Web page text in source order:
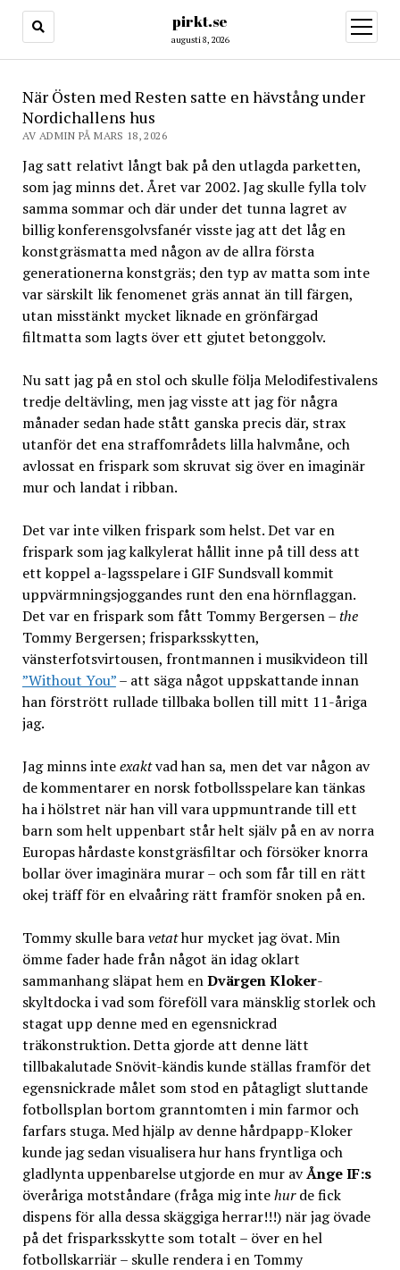
pirkt.se
augusti 8, 2026
öppna
meny
När Östen med Resten satte en hävstång under
Nordichallens hus
AV ADMIN PÅ MARS 18, 2026
Jag satt relativt långt bak på den utlagda parketten,
som jag minns det. Året var 2002. Jag skulle fylla tolv
samma sommar och där under det tunna lagret av
billig konferensgolvsfanér visste jag att det låg en
konstgräsmatta med någon av de allra första
generationerna konstgräs; den typ av matta som inte
var särskilt lik fenomenet gräs annat än till färgen,
utan misstänkt mycket liknade en grönfärgad
filtmatta som lagts över ett gjutet betonggolv.
Nu satt jag på en stol och skulle följa Melodifestivalens
tredje deltävling, men jag visste att jag för några
månader sedan hade stått ganska precis där, strax
utanför det ena straffområdets lilla halvmåne, och
avlossat en frispark som skruvat sig över en imaginär
mur och landat i ribban.
Det var inte vilken frispark som helst. Det var en
frispark som jag kalkylerat hållit inne på till dess att
ett koppel a-lagsspelare i GIF Sundsvall kommit
uppvärmningsjoggandes runt den ena hörnflaggan.
Det var en frispark som fått Tommy Bergersen –the
Tommy Bergersen; frisparksskytten,
vänsterfotsvirtousen, frontmannen i musikvideon till
”Without You”– att säga något uppskattande innan
han förstrött rullade tillbaka bollen till mitt 11-åriga
jag.
Jag minns inteexaktvad han sa, men det var någon av
de kommentarer en norsk fotbollsspelare kan tänkas
ha i hölstret när han vill vara uppmuntrande till ett
barn som helt uppenbart står helt själv på en av norra
Europas hårdaste konstgräsfiltar och försöker knorra
bollar över imaginära murar – och som får till en rätt
okej träff för en elvaåring rätt framför snoken på en.
Tommy skulle baravetathur mycket jag övat. Min
ömme fader hade från något än idag oklart
sammanhang släpat hem enDvärgen Kloker-
skyltdocka i vad som föreföll vara mänsklig storlek och
stagat upp denne med en egensnickrad
träkonstruktion. Detta gjorde att denne lätt
tillbakalutade Snövit-kändis kunde ställas framför det
egensnickrade målet som stod en påtagligt sluttande
fotbollsplan bortom granntomten i min farmor och
farfars stuga. Med hjälp av denne hårdpapp-Kloker
kunde jag sedan visualisera hur hans fryntliga och
gladlynta uppenbarelse utgjorde en mur avÅnge IF:s
överåriga motståndare (fråga mig intehurde fick
dispens för alla dessa skäggiga herrar!!!) när jag övade
på det frisparksskytte som totalt – över en hel
fotbollskarriär – skulle rendera i en Tommy